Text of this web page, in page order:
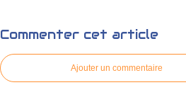
Commenter cet article
Ajouter un commentaire